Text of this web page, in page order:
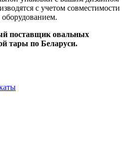
с учетом совместимости
поставщик овальных
тары по Беларуси.